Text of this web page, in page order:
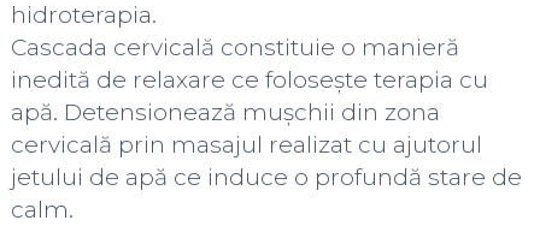
hidroterapia.
Cascada cervicală constituie o manieră
inedită de relaxare ce folosește terapia cu
apă. Detensionează mușchii din zona
cervicală prin masajul realizat cu ajutorul
jetului de apă ce induce o profundă stare de
calm.